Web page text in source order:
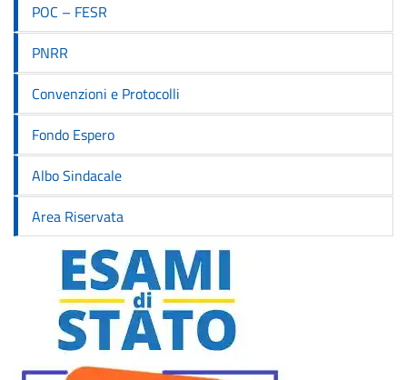
POC – FESR
PNRR
Convenzioni e Protocolli
Fondo Espero
Albo Sindacale
Area Riservata